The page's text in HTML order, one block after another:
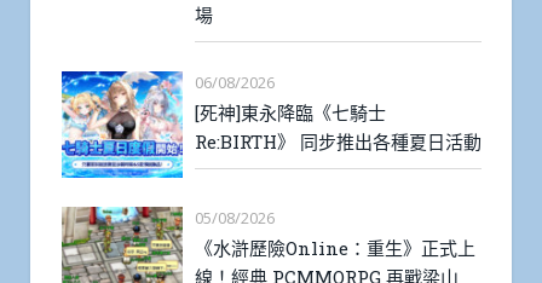
場
06/08/2026
[死神]東永降臨《七騎士
Re:BIRTH》 同步推出各種夏日活動
05/08/2026
《水滸歷險Online：重生》正式上
線！經典 PCMMORPG 再戰梁山